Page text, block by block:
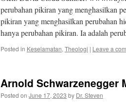
perubahan pikiran yang menghasilkan
pikiran yang menghasilkan perubahan
hanya perubahan pikiran. Ia adalah
Posted in Keselamatan, Theologi | Leave a
Arnold Schwarzenegger
Posted on June 17, 2023 by Dr. Steven